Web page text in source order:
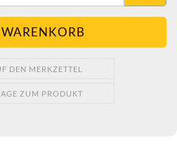
DEN MERKZETTEL
ZUM PRODUKT